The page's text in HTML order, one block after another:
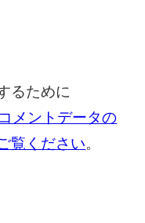
るために
コメントデータの
覧ください。